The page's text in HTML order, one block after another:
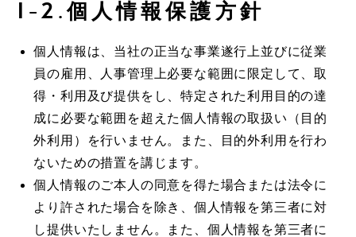
1-2.個人情報保護方針
個人情報は、当社の正当な事業遂行上並びに従業
員の雇用、人事管理上必要な範囲に限定して、取
得・利用及び提供をし、特定された利用目的の達
成に必要な範囲を超えた個人情報の取扱い（目的
外利用）を行いません。また、目的外利用を行わ
ないための措置を講じます。
個人情報のご本人の同意を得た場合または法令に
より許された場合を除き、個人情報を第三者に対
し提供いたしません。また、個人情報を第三者に